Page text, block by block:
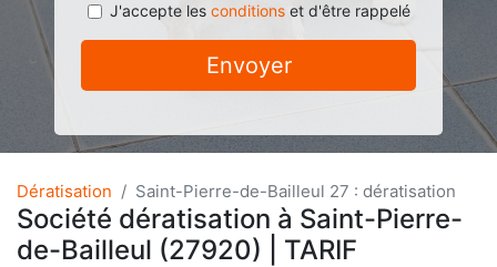
J'accepte les conditionset d'être rappelé
Envoyer
Dératisation Saint-Pierre-de-Bailleul 27 : dératisation
Société dératisation à Saint-Pierre-
de-Bailleul (27920) | TARIF